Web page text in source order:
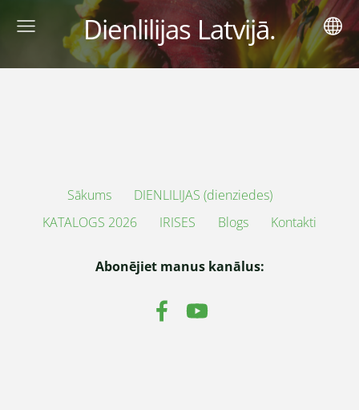
Dienlilijas Latvijā.
Sākums
DIENLILIJAS (dienziedes)
KATALOGS 2026
IRISES Blogs Kontakti
Abonējiet manus kanālus: